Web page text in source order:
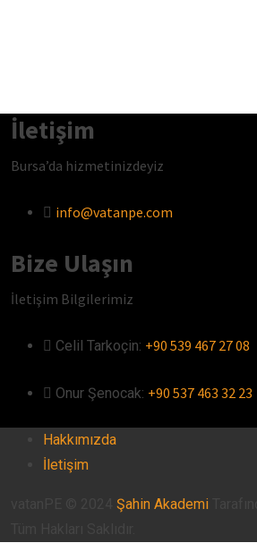
İletişim
Bursa’da hizmetinizdeyiz
info@vatanpe.com
Bize Ulaşın
İletişim Bilgilerimiz
Celil Tarkoçin:ㅤ +90 539 467 27 08
Onur Şenocak:‎‎‎‎ㅤ +90 537 463 32 23
Hakkımızda
İletişim
Şahin Akademi